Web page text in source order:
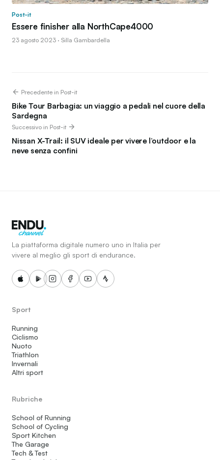
Post-it
Essere finisher alla NorthCape4000
23 agosto 2023 · Silla Gambardella
Precedente in Post-it
Bike Tour Barbagia: un viaggio a pedali nel cuore della
Sardegna
Successivo in Post-it
Nissan X-Trail: il SUV ideale per vivere l’outdoor e la
neve senza confini
La piattaforma digitale numero uno in Italia per
vivere al meglio gli sport di endurance.
Sport
Running
Ciclismo
Nuoto
Triathlon
Invernali
Altri sport
Rubriche
School of Running
School of Cycling
Sport Kitchen
The Garage
Tech & Test